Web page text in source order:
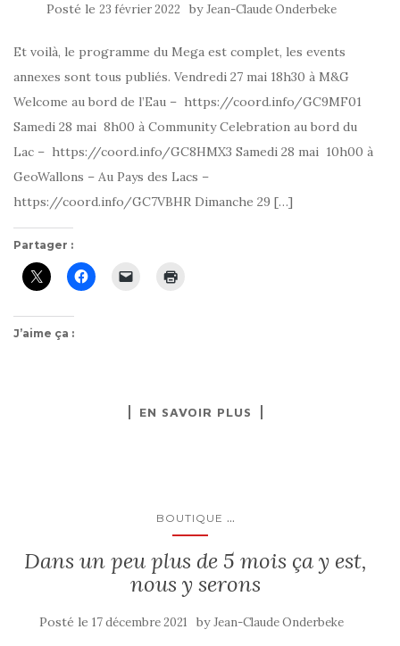
Posté le 23 février 2022 byJean-Claude Onderbeke
Et voilà, le programme du Mega est complet, les events
annexes sont tous publiés. Vendredi 27 mai 18h30 à M&G
Welcome au bord de l’Eau – https://coord.info/GC9MF01
Samedi 28 mai 8h00 à Community Celebration au bord du
Lac – https://coord.info/GC8HMX3 Samedi 28 mai 10h00 à
GeoWallons – Au Pays des Lacs –
https://coord.info/GC7VBHR Dimanche 29 […]
Partager :
J’aime ça :
EN SAVOIR PLUS
BOUTIQUE ...
Dans un peu plus de 5 mois ça y est,
nous y serons
Posté le 17 décembre 2021 byJean-Claude Onderbeke